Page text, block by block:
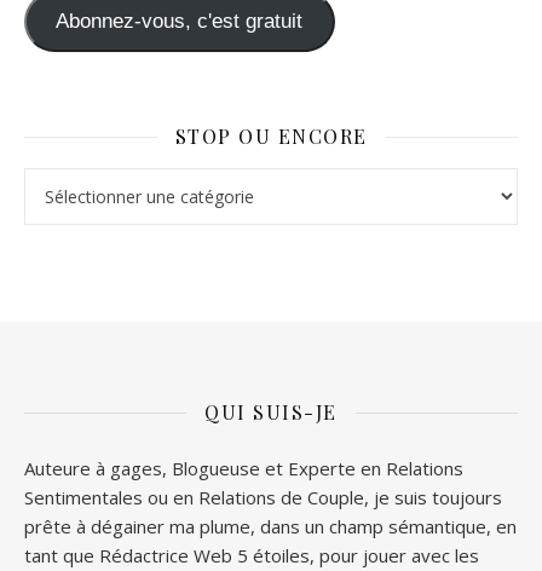
Abonnez-vous, c'est gratuit
STOP OU ENCORE
QUI SUIS-JE
Auteure à gages, Blogueuse et Experte en Relations
Sentimentales ou en Relations de Couple, je suis toujours
prête à dégainer ma plume, dans un champ sémantique, en
tant que Rédactrice Web 5 étoiles, pour jouer avec les